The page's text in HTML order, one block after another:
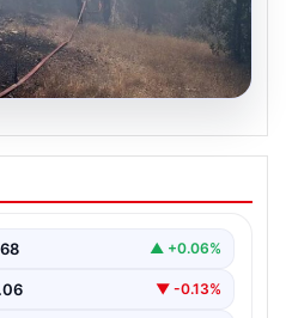
kontrol altında
▲ +0.06%
▼ -0.13%